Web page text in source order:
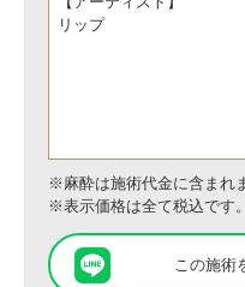
リップ
※麻酔は施術代金に含まれ
※表示価格は全て税込です。
この施術